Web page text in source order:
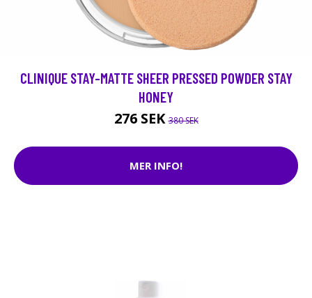
CLINIQUE STAY-MATTE SHEER PRESSED POWDER STAY
HONEY
276 SEK380 SEK
MER INFO!